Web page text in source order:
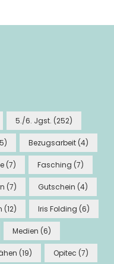
5./6. Jgst. (252)
Bezugsarbeit (4)
(7) Fasching (7)
(7) Gutschein (4)
(12) Iris Folding (6)
Medien (6)
(19) Opitec (7)